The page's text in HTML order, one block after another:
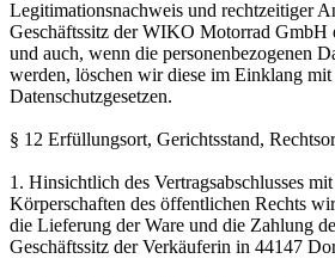
Legitimationsnachweis und rechtzeitiger
Geschäftssitz der WIKO Motorrad GmbH
und auch, wenn die personenbezogenen
werden, löschen wir diese im Einklang mit
Datenschutzgesetzen.
§ 12 Erfüllungsort, Gerichtsstand,
1. Hinsichtlich des Vertragsabschlusses
Körperschaften des öffentlichen Rechts
die Lieferung der Ware und die Zahlung
Geschäftssitz der Verkäuferin in 44147